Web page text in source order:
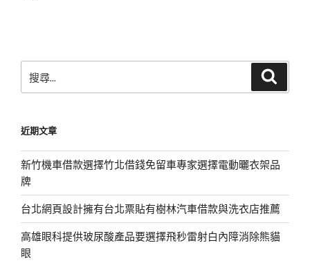
尋
字:
近期文章
新竹機車借款選擇竹北借錢免留車專家選擇電動曬衣架品
牌
台北網頁設計擁有台北票貼有樹林汽車借款與洗衣店推薦
高雄眼科提供玻尿酸產品要選擇飛秒雷射白內障消除熊貓
眼